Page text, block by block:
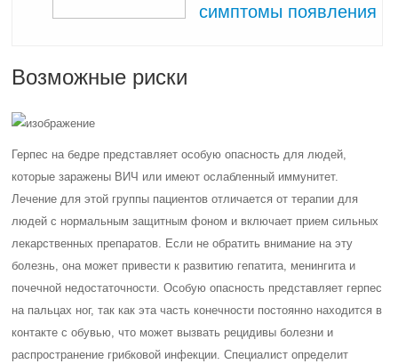
симптомы появления
Возможные риски
Герпес на бедре представляет особую опасность для людей,
которые заражены ВИЧ или имеют ослабленный иммунитет.
Лечение для этой группы пациентов отличается от терапии для
людей с нормальным защитным фоном и включает прием сильных
лекарственных препаратов. Если не обратить внимание на эту
болезнь, она может привести к развитию гепатита, менингита и
почечной недостаточности. Особую опасность представляет герпес
на пальцах ног, так как эта часть конечности постоянно находится в
контакте с обувью, что может вызвать рецидивы болезни и
распространение грибковой инфекции. Специалист определит